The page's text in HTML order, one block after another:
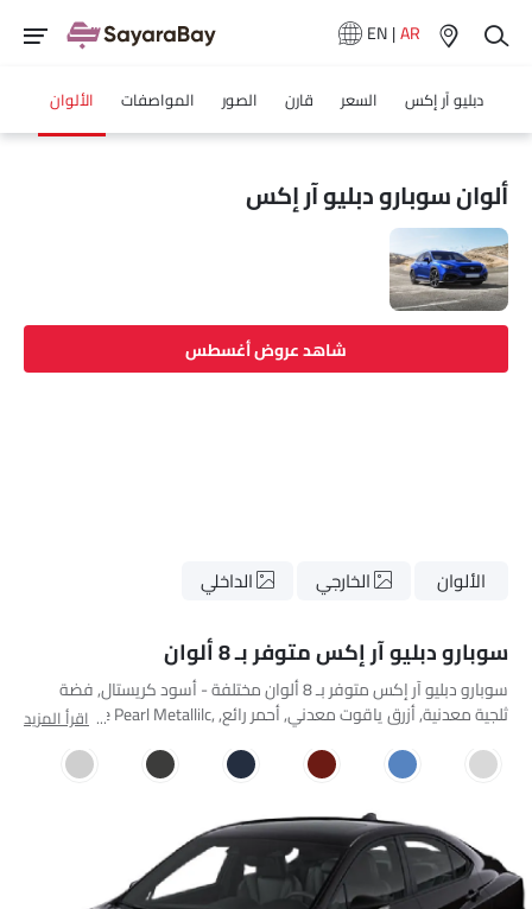
EN|AR
دبليو آر إكس السعر قارن الصور المواصفات الألوان
ألوان سوبارو دبليو آر إكس
شاهد عروض أغسطس
الألوان الخارجي الداخلي
سوبارو دبليو آر إكس متوفر بـ 8 ألوان
سوبارو دبليو آر إكس متوفر بـ 8 ألوان مختلفة - أسود كريستال, فضة
ثلجية معدنية, أزرق ياقوت معدني, أحمر رائع, Blue Pearl Metallilc,اقرأ المزيد